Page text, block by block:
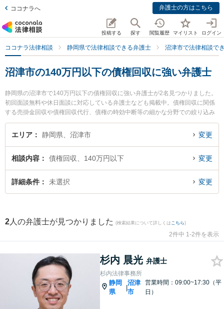
ココナラへ 弁護士の方はこちら
投稿する 探す 閲覧履歴 マイリスト ログイン
ココナラ法律相談 静岡県で法律相談できる弁護士 沼津市で法律相談で
沼津市の140万円以下の債権回収に強い弁護士
静岡県の沼津市で140万円以下の債権回収に強い弁護士が2名見つかりました。
初回面談無料や休日面談に対応している弁護士なども掲載中。債権回収に関係
する売掛金回収や債権回収代行、債権の時効中断等の細かな分野での絞り込み
検索もでき便利です。特に杉内法律事務所の杉内 晨光弁護士や伊東法律事務所
の反方 悠輔弁護士のプロフィール情報や弁護士費用、強みなどが注目されてい
績豊富な近くの弁護士を検索したい』『初回相談無料で140万円以下の債権回
収を法律相談できる沼津市内の弁護士に相談予約したい』などでお困りの相談
者さんにおすすめです。
エリア 静岡県、沼津市 変更
相談内容 債権回収、140万円以下 変更
詳細条件 未選択 変更
2 人の弁護士が見つかりました (検索結果について詳しくは こちら)
2件中 1-2件を表示
杉内 晨光 弁護士
杉内法律事務所
静岡
県
|
沼津
市
営業時間：09:00~17:30（平
日）